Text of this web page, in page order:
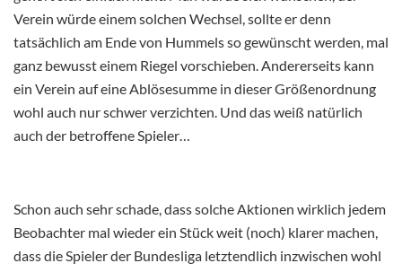
Verein würde einem solchen Wechsel, sollte er denn
tatsächlich am Ende von Hummels so gewünscht werden, mal
ganz bewusst einem Riegel vorschieben. Andererseits kann
ein Verein auf eine Ablösesumme in dieser Größenordnung
wohl auch nur schwer verzichten. Und das weiß natürlich
auch der betroffene Spieler…
Schon auch sehr schade, dass solche Aktionen wirklich jedem
Beobachter mal wieder ein Stück weit (noch) klarer machen,
dass die Spieler der Bundesliga letztendlich inzwischen wohl